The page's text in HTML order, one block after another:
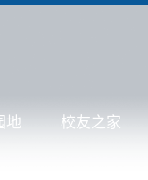
地 校友之家